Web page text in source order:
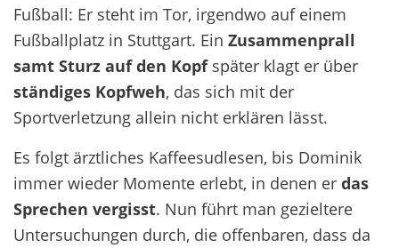
Fußball: Er steht im Tor, irgendwo auf einem
Fußballplatz in Stuttgart. Ein Zusammenprall
samt Sturz auf den Kopfspäter klagt er über
ständiges Kopfweh, das sich mit der
Sportverletzung allein nicht erklären lässt.
Es folgt ärztliches Kaffeesudlesen, bis Dominik
immer wieder Momente erlebt, in denen er das
Sprechen vergisst. Nun führt man gezieltere
Untersuchungen durch, die offenbaren, dass da